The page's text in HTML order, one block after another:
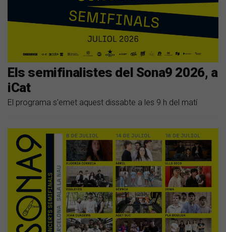
Els semifinalistes del Sona9 2026, a
iCat
El programa s'emet aquest dissabte a les 9 h del matí